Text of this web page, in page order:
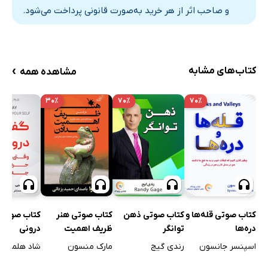
اعتیاد دخترم
هراسان از مرگ
خاطره بمباران‌ها
از مردن سام خشمگینم
ارعاب‌ و ایجاد ‌ترس و وحشت در شهر نیویورک
ضمیمه: برگزاری نشست‌ها توسط خودتان
یادداشت‌های مقدمه
اسامی
توضیحات
و صاحب اثر از هر خرید به‌صورت قانونی پرداخت می‌شود.
کتاب‌های مشابه مشاهده همه ›
۷۰٪
کتاب صوتی قله‌ها و
دره‌ها
اسپنسر جانسون
۷۰٪
کتاب صوتی ذهن
توانگر
رندی گیج
۳۰٪
کتاب صوتی هنر
ظریف اهمیت
ندادن
مارک منسون
کتاب
درونی
شاد